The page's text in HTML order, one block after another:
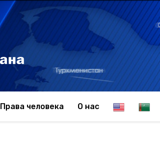
Права человека О нас E T